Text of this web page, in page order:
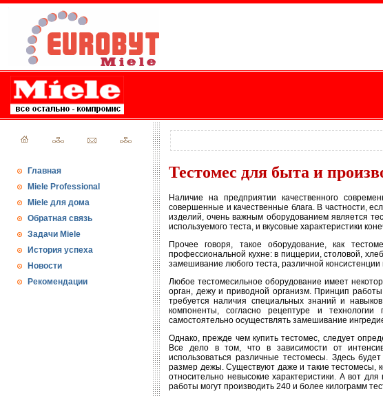
Главная
Miele Professional
Miele для дома
Обратная связь
Задачи Miele
История успеха
Новости
Рекомендации
Тестомес для быта и
Наличие на предприятии качественного
совершенные и качественные блага. В частности,
изделий, очень важным оборудованием является
используемого теста, и вкусовые характеристики
Прочее говоря, такое оборудование, как
профессиональной кухне: в пиццерии, столовой,
замешивание любого теста, различной консистенции
Любое тестомесильное оборудование имеет
орган, дежу и приводной организм. Принцип
требуется наличия специальных знаний и
компоненты, согласно рецептуре и
самостоятельно осуществлять замешивание
Однако, прежде чем купить тестомес, следует
Все дело в том, что в зависимости от
использоваться различные тестомесы. Здесь
размер дежы. Существуют даже и такие тестомесы,
относительно невысокие характеристики. А вот
работы могут производить 240 и более килограмм